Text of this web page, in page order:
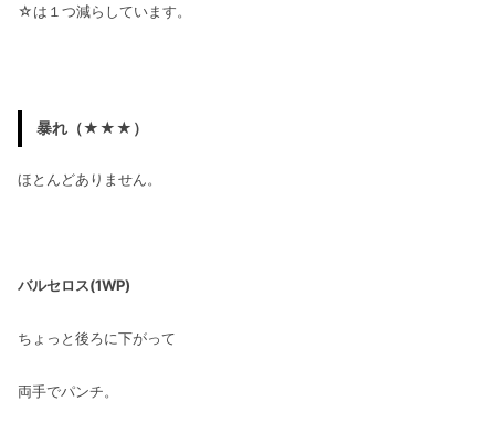
☆は１つ減らしています。
暴れ（★★★）
ほとんどありません。
バルセロス(1WP)
ちょっと後ろに下がって
両手でパンチ。